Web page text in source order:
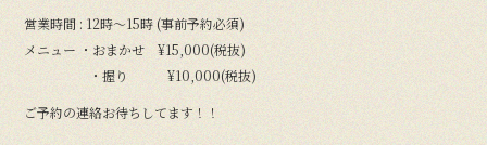
営業時間 : 12時〜15時 (事前予約必須)
メニュー ・おまかせ ¥15,000(税抜)
・握り ¥10,000(税抜)
ご予約の連絡お待ちしてます！！